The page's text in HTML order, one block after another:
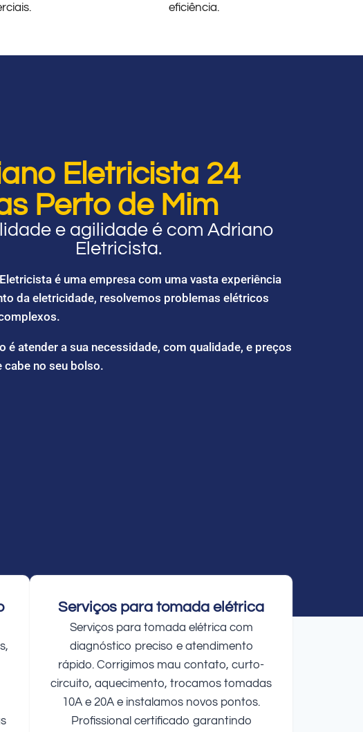
eficiência.
Eletricista 24
Perto de Mim
e agilidade é com Adriano
Eletricista.
é uma empresa com uma vasta experiência
da eletricidade, resolvemos problemas elétricos
é atender a sua necessidade, com qualidade, e preços
cabe no seu bolso.
Serviços para tomada elétrica
Serviços para tomada elétrica com
diagnóstico preciso e atendimento
rápido. Corrigimos mau contato, curto-
circuito, aquecimento, trocamos tomadas
10A e 20A e instalamos novos pontos.
Profissional certificado garantindo